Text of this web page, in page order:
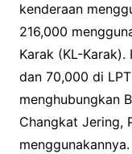
kenderaan
216,000
Karak (KL-Karak).
dan 70,000 di
menghubungkan
Changkat Jering,
menggunakannya.